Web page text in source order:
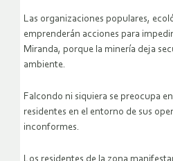
Las organizaciones populares,
emprenderán acciones para
Miranda, porque la minería deja
ambiente.
Falcondo ni siquiera se preocupa
residentes en el entorno de sus
inconformes.